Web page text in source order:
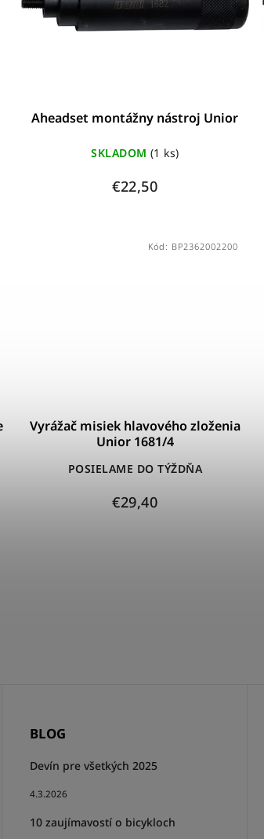
Aheadset montážny nástroj Unior
SKLADOM (1 ks)
€22,50
Vyrážač misiek hlavového zloženia
Unior 1681/4
POSIELAME DO TÝŽDŇA
€29,40
Kód: BP2362002200
BLOG
Devín pre všetkých 2025
4.3.2026
10 zaujímavostí o bicykloch